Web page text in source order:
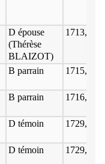
D épouse
(Thérèse
BLAIZOT)
1713, 22
B parrain 1715, 5
B parrain 1716, 3
D témoin 1729, 27
D témoin 1729, 29